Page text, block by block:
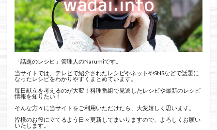
「話題のレシピ」管理人のNarumiです。
当サイトでは、テレビで紹介されたレシピやネットやSNSなどで話題に
なったレシピをわかりやすくまとめています。
毎日献立を考えるのが大変！料理番組で見逃したレシピや最新のレシピ
情報を知りたい！
そんな方々に当サイトをご利用いただけたら、大変嬉しく思います。
皆様のお役に立てるよう日々更新してまいりますので、よろしくお願い
いたします。